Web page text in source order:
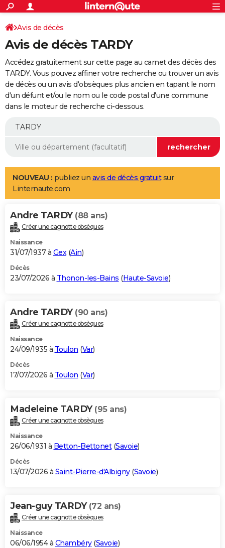
ACTUALITÉS
Politique
Société
Faits Divers
Education
Monde
Villes
+
SPORT
Coupe du monde 2026
Football
Tennis
Cyclisme
Rugby
Forum
Programme TV
TNT
Streaming
Cinéma
Sorties cinéma
Musique
+FINANCE
Retraite
Impôts
Epargne
Immobilier
Risques naturels par ville
Banque
Assurance
Crédit
AUTO
Essais
Réserver un essai
Citadines
Berlines
SUV
Forum auto
+
Mobiles
Meilleur smartphone
Internet
Ordinateurs
Jeux vidéo
Guide high-tech
Aménagement intérieur
LIFESTYLE
Art de vivre
Bien-être
Loisirs
Mode
Modes de vie
Alimentation
Guide de la santé
Maladies
Médicaments
Sommeil
VOYAGE
Destinations
City break
Voyage nature
Voyage de noces
Forum
Climat
+PHOTO
GUIDES D'ACHAT
BONS PLANS
Carte de Noël
Carte Bonne année
Carte Saint-Valentin
Carte Pâques
Carte d'anniversaire
DICTIONNAIRE
Dictionnaire
Biographies
Citations
Expressions
Proverbes
PROGRAMME TV
S'inscrire
Se connecter
Lycées
Collèges
Primaires
Universités
Entreprises
Service militaire
Avis de recherche
AVIS DE DÉCÈS
Bricolage
Lifestyle
Culture
Sport
Auto
Television
Voyage
Cinema
Avis de décès
Avis de décès TARDY
Accédez gratuitement sur cette page au carnet des décès des
TARDY. Vous pouvez affiner votre recherche ou trouver un avis
de décès ou un avis d'obsèques plus ancien en tapant le nom
d'un défunt et/ou le nom ou le code postal d'une commune
dans le moteur de recherche ci-dessous.
NOUVEAU : publiez un avis de décès gratuitsur
Linternaute.com
Andre TARDY (88 ans)
Créer une cagnotte obsèques
Naissance
31/07/1937 à Gex(Ain)
Décès
23/07/2026 à Thonon-les-Bains (Haute-Savoie)
Andre TARDY (90 ans)
Créer une cagnotte obsèques
Naissance
24/09/1935 à Toulon (Var)
Décès
17/07/2026 à Toulon (Var)
Madeleine TARDY (95 ans)
Créer une cagnotte obsèques
Naissance
26/06/1931 à Betton-Bettonet(Savoie)
Décès
13/07/2026 à Saint-Pierre-d'Albigny(Savoie)
Jean-guy TARDY (72 ans)
Créer une cagnotte obsèques
Naissance
06/06/1954 à Chambéry(Savoie)